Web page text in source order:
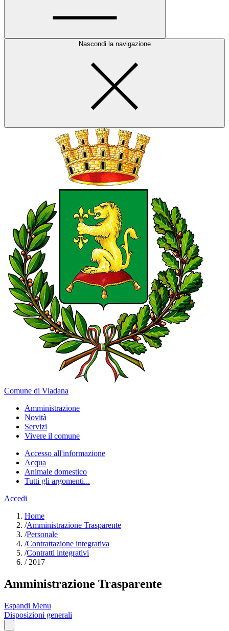
Nascondi la navigazione
Comune di Viadana
Amministrazione
Novità
Servizi
Vivere il comune
Accesso all'informazione
Acqua
Animale domestico
Tutti gli argomenti...
Accedi
Home
/Amministrazione Trasparente
/Personale
/Contrattazione integrativa
/Contratti integrativi
/2017
Amministrazione Trasparente
Espandi Menu
Disposizioni generali